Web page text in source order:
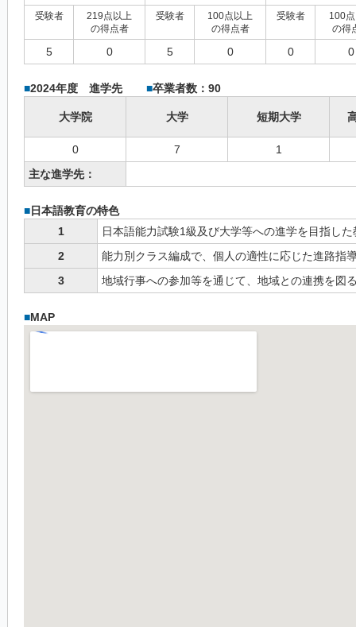
受験者
219点以上
の得点者
受験者
100点以上
の得点者
受験者
100
の得
5 0 5 0 0 0
■2024年度 進学先 ■卒業者数：90
大学院 大学 短期大学
0 7
1
主な進学先：
■日本語教育の特色
1
日本語能力試験1級及び大学等への進学を目指し
2
能力別クラス編成で、個人の適性に応じた進路指
3
地域行事への参加等を通じて、地域との連携を図
■MAP